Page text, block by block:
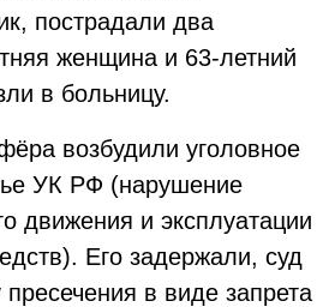
пострадали два
женщина и 63-летний
в больницу.
возбудили уголовное
УК РФ (нарушение
движения и эксплуатации
Его задержали, суд
в виде запрета